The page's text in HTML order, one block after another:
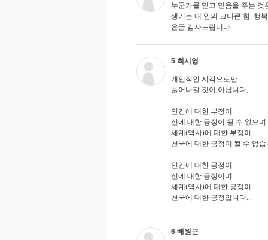
누군가를 믿고 믿음을 주는
생기는 내 안의 크나큰 힘, 행
은글 감사드립니다.
5 최시영
개인적인 시각으로만
풀어나갈 것이 아닙니다,
인간에 대한 부정이
신에 대한 긍정이 될 수 없으며
세계(역사)에 대한 부정이
천국에 대한 긍정이 될 수 없습
인간에 대한 긍정이
신에 대한 긍정이며
세계(역사)에 대한 긍정이
천국에 대한 긍정입니다.,
6 배원근